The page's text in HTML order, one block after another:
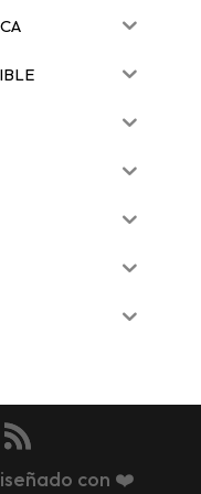
con ❤️